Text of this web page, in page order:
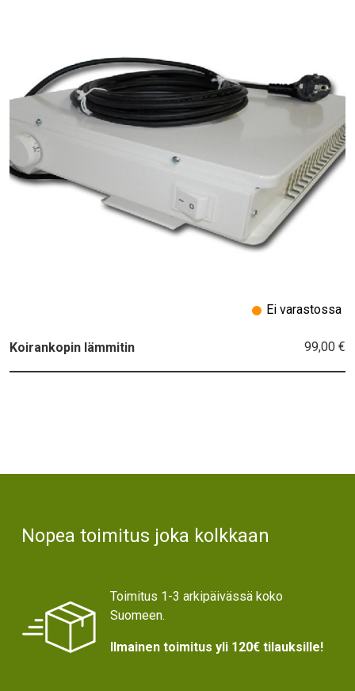
Koirankopin lämmitin 99,00 €
Ei varastossa
Nopea toimitus joka kolkkaan
Toimitus 1-3 arkipäivässä koko
Suomeen.
Ilmainen toimitus yli 120€ tilauksille!